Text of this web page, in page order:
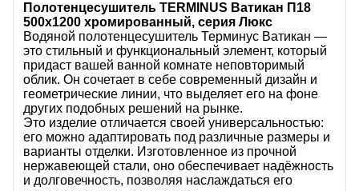
Полотенцесушитель TERMINUS Ватикан П18
500х1200 хромированный, серия Люкс
Водяной полотенцесушитель Терминус Ватикан —
это стильный и функциональный элемент, который
придаст вашей ванной комнате неповторимый
облик. Он сочетает в себе современный дизайн и
геометрические линии, что выделяет его на фоне
других подобных решений на рынке.
Это изделие отличается своей универсальностью:
его можно адаптировать под различные размеры и
варианты отделки. Изготовленное из прочной
нержавеющей стали, оно обеспечивает надёжность
и долговечность, позволяя наслаждаться его